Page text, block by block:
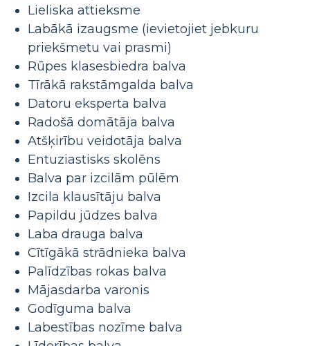
Lieliska attieksme
Labākā izaugsme (ievietojiet jebkuru
priekšmetu vai prasmi)
Rūpes klasesbiedra balva
Tīrākā rakstāmgalda balva
Datoru eksperta balva
Radošā domātāja balva
Atšķirību veidotāja balva
Entuziastisks skolēns
Balva par izcilām pūlēm
Izcila klausītāju balva
Papildu jūdzes balva
Laba drauga balva
Cītīgākā strādnieka balva
Palīdzības rokas balva
Mājasdarba varonis
Godīguma balva
Labestības nozīme balva